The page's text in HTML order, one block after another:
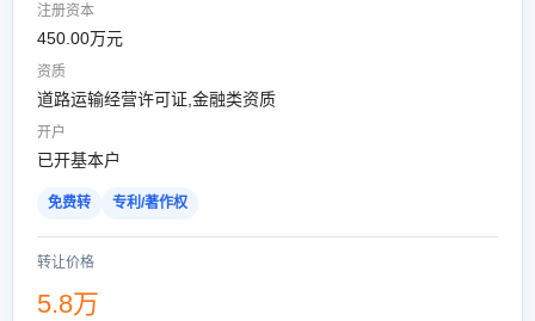
注册资本
450.00万元
资质
道路运输经营许可证,金融类资质
开户
已开基本户
免费转 专利/著作权
转让价格
5.8万